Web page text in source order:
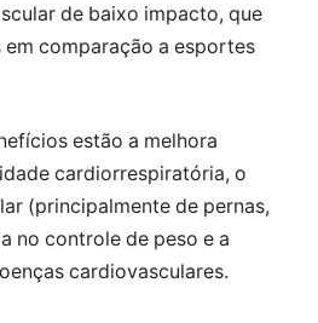
de baixo impacto, que
comparação a esportes
estão a melhora
cardiorrespiratória, o
(principalmente de pernas,
no controle de peso e a
cardiovasculares.